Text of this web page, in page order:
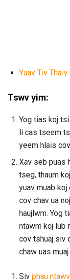
Yuav Tiv
Tswv yim:
Yog tias koj
li cas tseem
yeem hlais
Xav seb puas
tseg, thaum
yuav muab
cov chav ua
haujlwm. Yog
ntawm koj lub
cov tshuaj siv
chaw uas
Siv phau